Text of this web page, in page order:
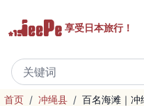
享受日本旅行！
首页 / 冲绳县 / 百名海滩｜冲